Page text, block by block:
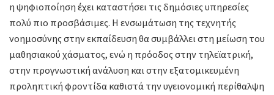
η ψηφιοποίηση έχει καταστήσει τις δημόσιες υπηρεσίες
πολύ πιο προσβάσιμες. Η ενσωμάτωση της τεχνητής
νοημοσύνης στην εκπαίδευση θα συμβάλλει στη μείωση του
μαθησιακού χάσματος, ενώ η πρόοδος στην τηλεϊατρική,
στην προγνωστική ανάλυση και στην εξατομικευμένη
προληπτική φροντίδα καθιστά την υγειονομική περίθαλψη